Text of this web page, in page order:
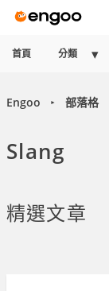
首頁 分類
Engoo ► 部落格
Slang
精選文章